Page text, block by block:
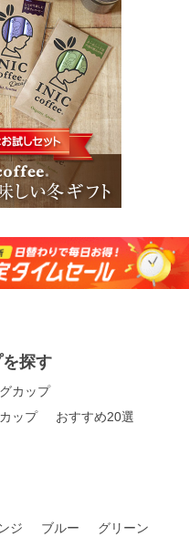
探す
カップ
ップ
おすすめ20選
ジ ブルー
グリーン